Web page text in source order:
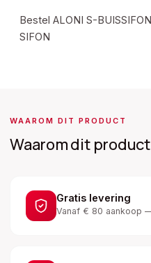
Bestel ALONI S-
SIFON
WAAROM DIT PRODUCT
Waarom dit
Gratis levering
Vanaf € 80 aankoop